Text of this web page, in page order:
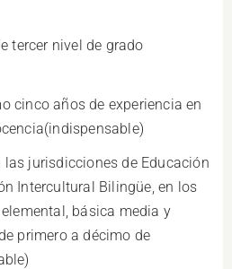
tercer nivel de grado
cinco años de experiencia en
las jurisdicciones de Educación
Intercultural Bilingüe, en los
básica media y
primero a décimo de